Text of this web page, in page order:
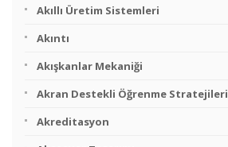
Akıllı Üretim Sistemleri
Akıntı
Akışkanlar Mekaniği
Akran Destekli Öğrenme Stratejileri
Akreditasyon